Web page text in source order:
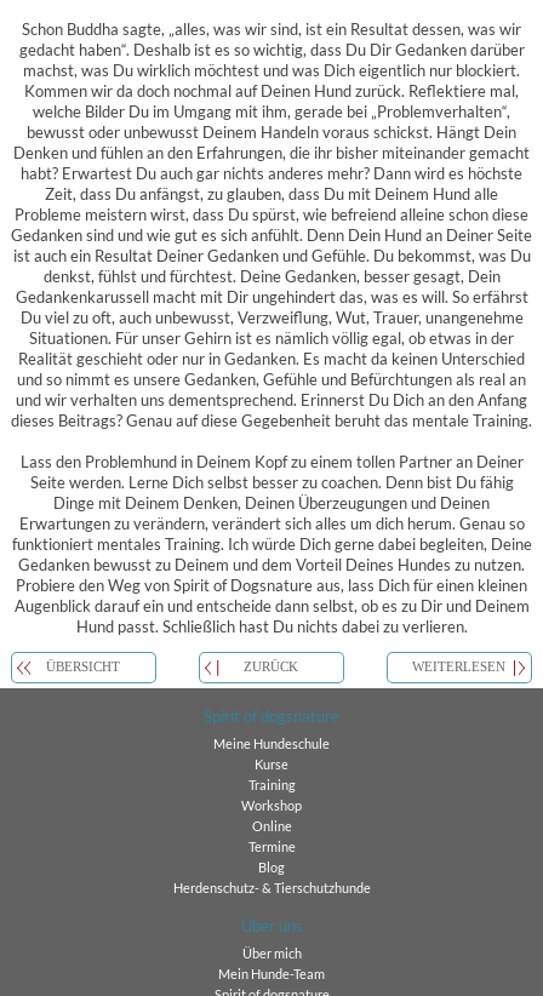
Schon Buddha sagte, „alles, was wir sind, ist ein Resultat dessen, was wir
gedacht haben“. Deshalb ist es so wichtig, dass Du Dir Gedanken darüber
machst, was Du wirklich möchtest und was Dich eigentlich nur blockiert.
Kommen wir da doch nochmal auf Deinen Hund zurück. Reflektiere mal,
welche Bilder Du im Umgang mit ihm, gerade bei „Problemverhalten“,
bewusst oder unbewusst Deinem Handeln voraus schickst. Hängt Dein
Denken und fühlen an den Erfahrungen, die ihr bisher miteinander gemacht
habt? Erwartest Du auch gar nichts anderes mehr? Dann wird es höchste
Zeit, dass Du anfängst, zu glauben, dass Du mit Deinem Hund alle
Probleme meistern wirst, dass Du spürst, wie befreiend alleine schon diese
Gedanken sind und wie gut es sich anfühlt. Denn Dein Hund an Deiner Seite
ist auch ein Resultat Deiner Gedanken und Gefühle. Du bekommst, was Du
denkst, fühlst und fürchtest. Deine Gedanken, besser gesagt, Dein
Gedankenkarussell macht mit Dir ungehindert das, was es will. So erfährst
Du viel zu oft, auch unbewusst, Verzweiflung, Wut, Trauer, unangenehme
Situationen. Für unser Gehirn ist es nämlich völlig egal, ob etwas in der
Realität geschieht oder nur in Gedanken. Es macht da keinen Unterschied
und so nimmt es unsere Gedanken, Gefühle und Befürchtungen als real an
und wir verhalten uns dementsprechend. Erinnerst Du Dich an den Anfang
dieses Beitrags? Genau auf diese Gegebenheit beruht das mentale Training.
Lass den Problemhund in Deinem Kopf zu einem tollen Partner an Deiner
Seite werden. Lerne Dich selbst besser zu coachen. Denn bist Du fähig
Dinge mit Deinem Denken, Deinen Überzeugungen und Deinen
Erwartungen zu verändern, verändert sich alles um dich herum. Genau so
funktioniert mentales Training. Ich würde Dich gerne dabei begleiten, Deine
Gedanken bewusst zu Deinem und dem Vorteil Deines Hundes zu nutzen.
Probiere den Weg von Spirit of Dogsnature aus, lass Dich für einen kleinen
Augenblick darauf ein und entscheide dann selbst, ob es zu Dir und Deinem
Hund passt. Schließlich hast Du nichts dabei zu verlieren.
ÜBERSICHT ZURÜCK WEITERLESEN
Spirit of dogsnature
Meine Hundeschule
Kurse
Training
Workshop
Online
Termine
Blog
Herdenschutz- & Tierschutzhunde
Über uns
Über mich
Mein Hunde-Team